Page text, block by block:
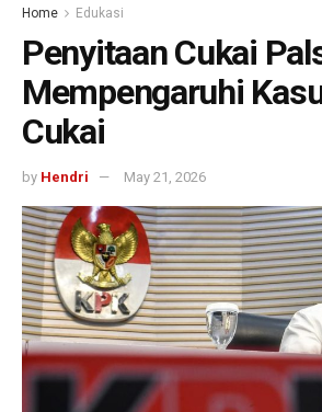
Home Edukasi
Penyitaan Cukai
Mempengaruhi
Cukai
by Hendri May 21, 2026